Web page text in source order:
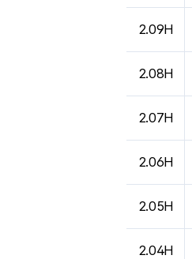
2.09H
2.08H
2.07H
2.06H
2.05H
2.04H